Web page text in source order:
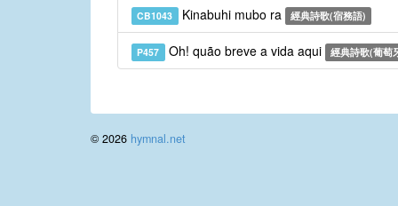
CB1043 Kinabuhi mubo ra 經典詩歌(宿務語)
P457 Oh! quão breve a vida aqui 經典詩歌(葡萄
© 2026 hymnal.net